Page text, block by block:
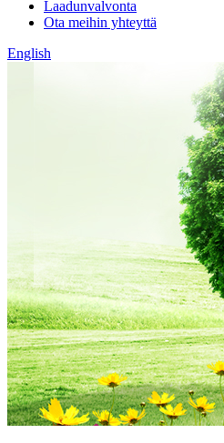
Laadunvalvonta
Ota meihin yhteyttä
English